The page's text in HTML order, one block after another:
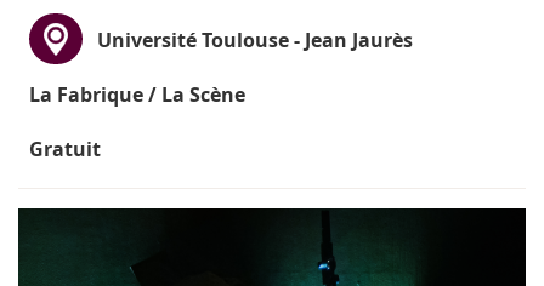
Université Toulouse - Jean Jaurès
La Fabrique / La Scène
Gratuit